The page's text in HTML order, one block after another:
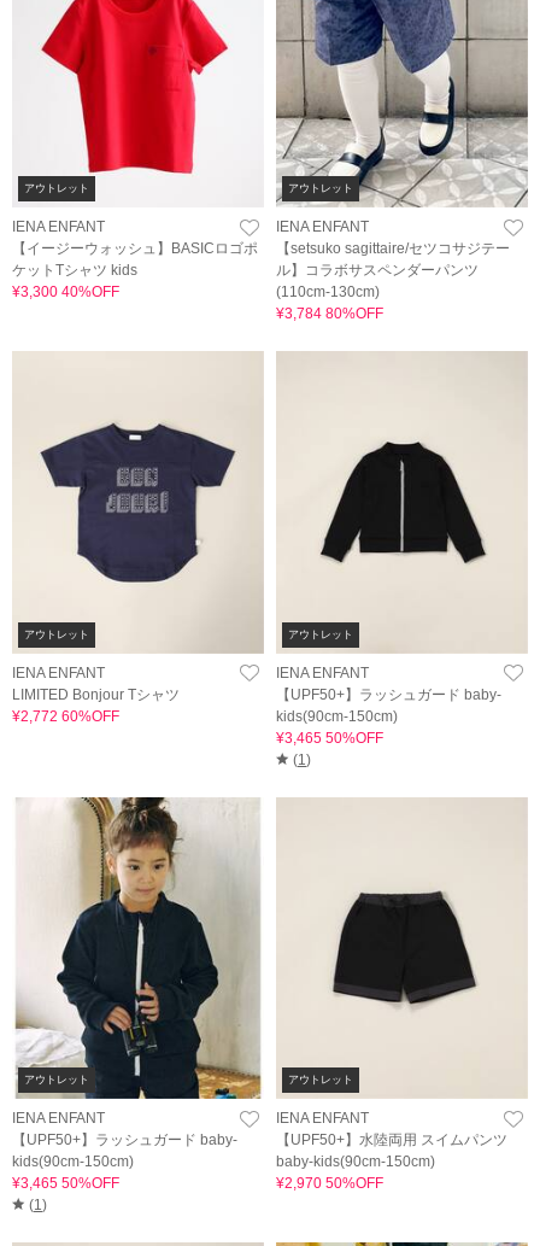
アウトレット
IENA ENFANT
【イージーウォッシュ】BASICロゴポ
ケットTシャツ kids
¥3,300 40%OFF
アウトレット
IENA ENFANT
【setsuko sagittaire/セツコサジテー
ル】コラボサスペンダーパンツ
(110cm-130cm)
¥3,784 80%OFF
アウトレット
IENA ENFANT
LIMITED Bonjour Tシャツ
¥2,772 60%OFF
アウトレット
IENA ENFANT
【UPF50+】ラッシュガード baby-
kids(90cm-150cm)
¥3,465 50%OFF
(1 )
アウトレット
IENA ENFANT
【UPF50+】ラッシュガード baby-
kids(90cm-150cm)
¥3,465 50%OFF
(1)
アウトレット
IENA ENFANT
【UPF50+】水陸両用 スイムパンツ
baby-kids(90cm-150cm)
¥2,970 50%OFF